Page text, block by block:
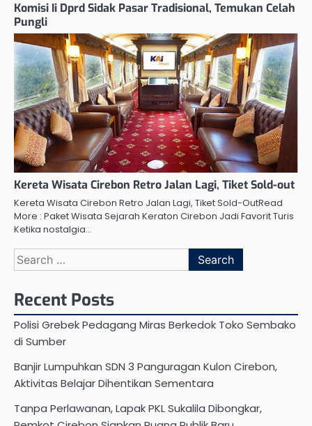
Komisi Ii Dprd Sidak Pasar Tradisional, Temukan Celah
Pungli
Kereta Wisata Cirebon Retro Jalan Lagi, Tiket Sold-out
Kereta Wisata Cirebon Retro Jalan Lagi, Tiket Sold-OutRead
More : Paket Wisata Sejarah Keraton Cirebon Jadi Favorit Turis
Ketika nostalgia…
Search
for:
Recent Posts
Polisi Grebek Pedagang Miras Berkedok Toko Sembako
di Sumber
Banjir Lumpuhkan SDN 3 Panguragan Kulon Cirebon,
Aktivitas Belajar Dihentikan Sementara
Tanpa Perlawanan, Lapak PKL Sukalila Dibongkar,